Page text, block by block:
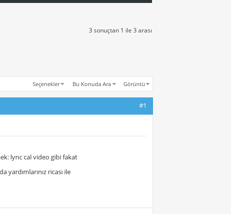
3 sonuçtan 1 ile 3 arası
Seçenekler Bu Konuda Ara Görüntü
#1
lync cal video gibi fakat
ricası ile